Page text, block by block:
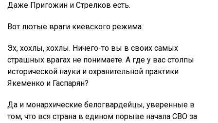
Даже Пригожин и Стрелков есть.
Вот лютые враги киевского режима.
Эх, хохлы, хохлы. Ничего-то вы в своих самых
страшных врагах не понимаете. А где у вас столпы
исторической науки и охранительной практики
Якеменко и Гаспарян?
Да и монархические белогвардейцы, уверенные в
том, что вся страна в едином порыве начала СВО за